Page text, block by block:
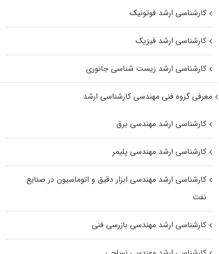
کارشناسی ارشد فوتونیک
کارشناسی ارشد فیزیک
کارشناسی ارشد زیست‌ شناسی جانوری
معرفی گروه فنی مهندسی کارشناسی ارشد
کارشناسی ارشد مهندسی برق
کارشناسی ارشد مهندسی پلیمر
کارشناسی ارشد مهندسی ابزار دقیق و اتوماسیون در صنایع
نفت
کارشناسی ارشد مهندسی بازرسی فنی